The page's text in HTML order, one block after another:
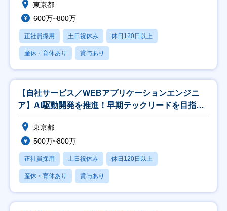
東京都
600万~800万
正社員採用 土日祝休み 休日120日以上
産休・育休あり 賞与あり
【自社サービス／WEBアプリケーションエンジニ
ア】AI駆動開発を推進！早期テックリードを目指せ
ます！
東京都
500万~800万
正社員採用 土日祝休み 休日120日以上
産休・育休あり 賞与あり